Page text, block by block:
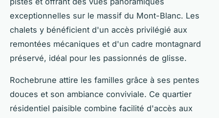
exceptionnelles sur le massif du Mont-Blanc. Les
chalets y bénéficient d'un accès privilégié aux
remontées mécaniques et d'un cadre montagnard
préservé, idéal pour les passionnés de glisse.
Rochebrune attire les familles grâce à ses pentes
douces et son ambiance conviviale. Ce quartier
résidentiel paisible combine facilité d'accès aux